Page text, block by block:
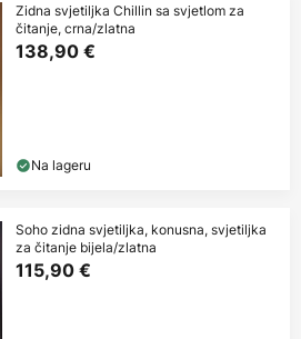
Zidna svjetiljka Chillin sa svjetlom za
čitanje, crna/zlatna
138,90 €
Na lageru
Soho zidna svjetiljka, konusna, svjetiljka
za čitanje bijela/zlatna
115,90 €